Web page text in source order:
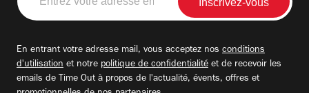
votre
adresse
En entrant votre adresse mail, vous acceptez nos conditions
d'utilisation et notre politique de confidentialité et de recevoir les
emails de Time Out à propos de l'actualité, évents, offres et